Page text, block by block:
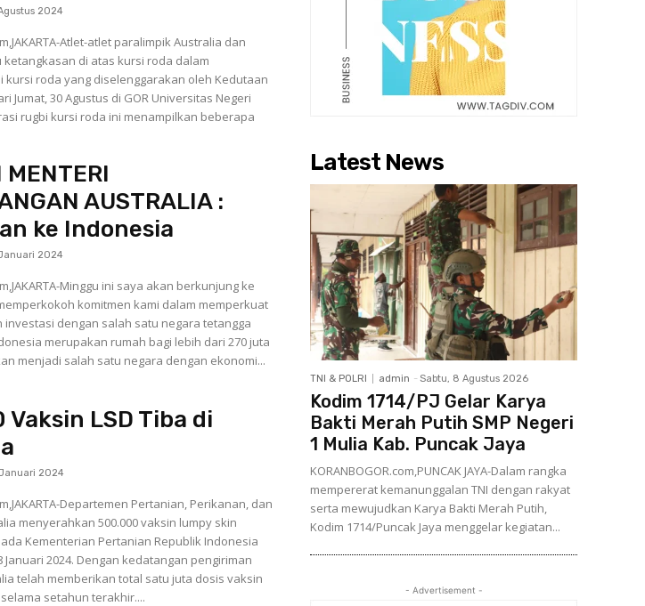
2024
Atlet-atlet paralimpik Australia dan
di atas kursi roda dalam
kursi roda yang diselenggarakan oleh Kedutaan
Jumat, 30 Agustus di GOR Universitas Negeri
AUSTRALIA :
ke Indonesia
2024
Minggu ini saya akan berkunjung ke
komitmen kami dalam memperkuat
investasi dengan salah satu negara tetangga
menjadi salah satu negara dengan ekonomi...
LSD Tiba di
2024
Departemen Pertanian, Perikanan, dan
menyerahkan 500.000 vaksin lumpy skin
Kementerian Pertanian Republik Indonesia
kedatangan pengiriman
telah memberikan total satu juta dosis vaksin
setahun terakhir....
Latest News
TNI & POLRI admin - Sabtu, 8 Agustus 2026
Kodim 1714/PJ Gelar Karya
Bakti Merah Putih SMP Negeri
1 Mulia Kab. Puncak Jaya
KORANBOGOR.com,PUNCAK JAYA-Dalam rangka
mempererat kemanunggalan TNI dengan rakyat
serta mewujudkan Karya Bakti Merah Putih,
Kodim 1714/Puncak Jaya menggelar kegiatan...
- Advertisement -